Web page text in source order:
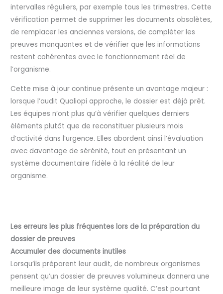
intervalles réguliers, par exemple tous les trimestres. Cette
vérification permet de supprimer les documents obsolètes,
de remplacer les anciennes versions, de compléter les
preuves manquantes et de vérifier que les informations
restent cohérentes avec le fonctionnement réel de
l’organisme.
Cette mise à jour continue présente un avantage majeur :
lorsque l’audit Qualiopi approche, le dossier est déjà prêt.
Les équipes n’ont plus qu’à vérifier quelques derniers
éléments plutôt que de reconstituer plusieurs mois
d’activité dans l’urgence. Elles abordent ainsi l’évaluation
avec davantage de sérénité, tout en présentant un
système documentaire fidèle à la réalité de leur
organisme.
Les erreurs les plus fréquentes lors de la préparation du
dossier de preuves
Accumuler des documents inutiles
Lorsqu’ils préparent leur audit, de nombreux organismes
pensent qu’un dossier de preuves volumineux donnera une
meilleure image de leur système qualité. C’est pourtant